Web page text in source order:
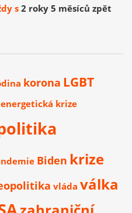
s 2 roky 5 měsíců zpět
korona LGBT
energetická krize
Biden krize
vláda válka